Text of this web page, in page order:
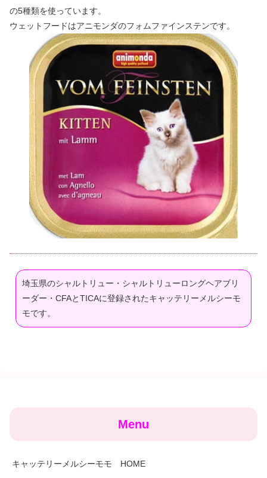
の5種類を使っています。
ウェットフードはアニモンダのフォムファインステンです。
埼玉県のシャルトリュー・シャルトリューロングヘアブリ
ーダー・CFAとTICAに登録されたキャッテリーメルシーモ
モです。
Menu
キャッテリーメルシーモモ HOME